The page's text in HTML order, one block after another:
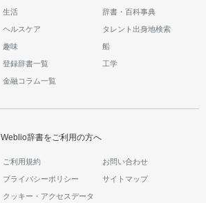
生活 辞書・百科事典
ヘルスケア タレント出身地検索
趣味 船
登録辞書一覧 工学
金融コラム一覧
Weblio辞書をご利用の方へ
ご利用規約 お問い合わせ
プライバシーポリシー サイトマップ
クッキー・アクセスデータ